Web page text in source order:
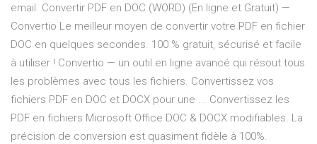
email. Convertir PDF en DOC (WORD) (En ligne et Gratuit) —
Convertio Le meilleur moyen de convertir votre PDF en fichier
DOC en quelques secondes. 100 % gratuit, sécurisé et facile
à utiliser ! Convertio — un outil en ligne avancé qui résout tous
les problèmes avec tous les fichiers. Convertissez vos
fichiers PDF en DOC et DOCX pour une ... Convertissez les
PDF en fichiers Microsoft Office DOC & DOCX modifiables. La
précision de conversion est quasiment fidèle à 100%.